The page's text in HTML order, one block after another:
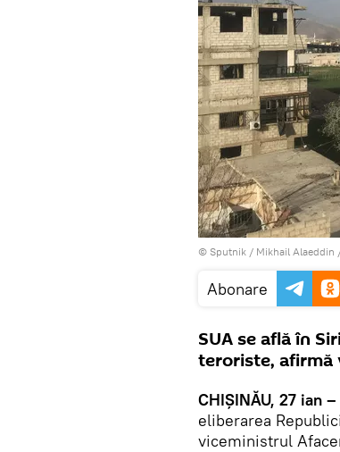
© Sputnik / Mikhail Alaeddin
Abonare
SUA se află în
teroriste, afirmă
CHIȘINĂU, 27 ian
eliberarea
viceministrul